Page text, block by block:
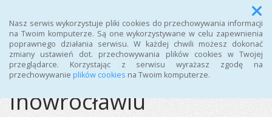
Nasz serwis wykorzystuje pliki cookies do przechowywania informacji
na Twoim komputerze. Są one wykorzystywane w celu zapewnienia
poprawnego działania serwisu. W każdej chwili możesz dokonać
zmiany ustawień dot. przechowywania plików cookies w Twojej
przeglądarce. Korzystając z serwisu wyrażasz zgodę na
przechowywanie plików cookies na Twoim komputerze.
Menu
Ośrodek Sportu i
Rekreacji w
Inowrocławiu